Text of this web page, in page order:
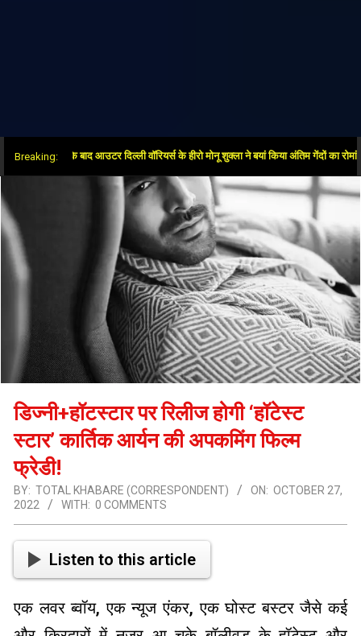
Breaking:
में जीत के बाद आउटर दिल्ली वॉरियर्स के हीरो मोनू शुक्ला ने बयां किया अंतिम गेंदों का रोमांच
डिज्नी+हॉटस्टार पर रिलीज होगी ‘हॉटेस्ट
स्टार’ कार्तिक आर्यन की अपकमिंग फिल्म
फ्रेडी!
BY: TOTAL KHABARE (CORRESPONDENT) ON: OCTOBER 27,
2022
WITH: 0 COMMENTS
Listen to this article
एक लवर ब्वॉय, एक न्यूज एंकर, एक घोस्ट बस्टर जैसे कई